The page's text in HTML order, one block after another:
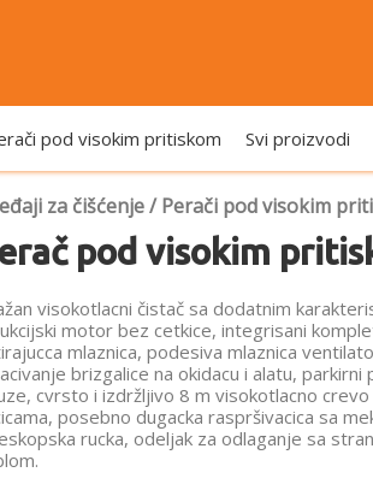
pod visokim pritiskom Svi proizvodi
za čišćenje/Perači pod visokim
pod visokim
visokotlacni čistač sa dodatnim
motor bez cetkice, integrisani
mlaznica, podesiva mlaznica
brizgalice na okidacu i alatu,
cvrsto i izdržljivo 8 m visokotlacno
posebno dugacka raspršivacica sa
rucka, odeljak za odlaganje sa